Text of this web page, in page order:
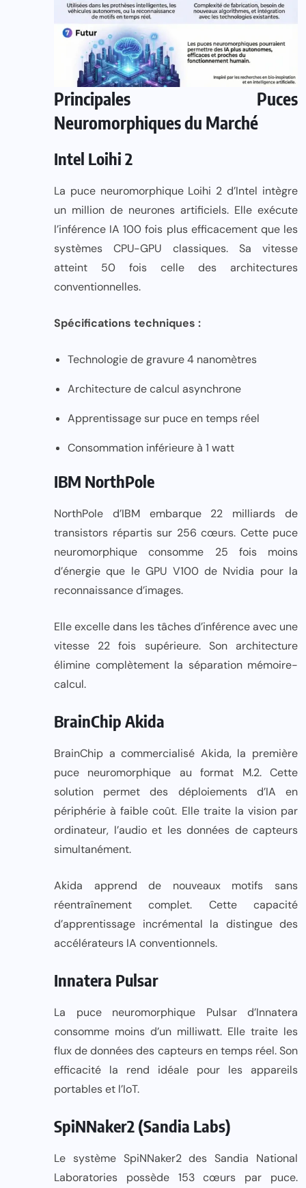
Principales Puces
Neuromorphiques du Marché
Intel Loihi 2
La puce neuromorphique Loihi 2 d’Intel intègre
un million de neurones artificiels. Elle exécute
l’inférence IA 100 fois plus efficacement que les
systèmes CPU-GPU classiques. Sa vitesse
atteint 50 fois celle des architectures
conventionnelles.
Spécifications techniques :
Technologie de gravure 4 nanomètres
Architecture de calcul asynchrone
Apprentissage sur puce en temps réel
Consommation inférieure à 1 watt
IBM NorthPole
NorthPole d’IBM embarque 22 milliards de
transistors répartis sur 256 cœurs. Cette puce
neuromorphique consomme 25 fois moins
d’énergie que le GPU V100 de Nvidia pour la
reconnaissance d’images.
Elle excelle dans les tâches d’inférence avec une
vitesse 22 fois supérieure. Son architecture
élimine complètement la séparation mémoire-
calcul.
BrainChip Akida
BrainChip a commercialisé Akida, la première
puce neuromorphique au format M.2. Cette
solution permet des déploiements d’IA en
périphérie à faible coût. Elle traite la vision par
ordinateur, l’audio et les données de capteurs
simultanément.
Akida apprend de nouveaux motifs sans
réentraînement complet. Cette capacité
d’apprentissage incrémental la distingue des
accélérateurs IA conventionnels.
Innatera Pulsar
La puce neuromorphique Pulsar d’Innatera
consomme moins d’un milliwatt. Elle traite les
flux de données des capteurs en temps réel. Son
efficacité la rend idéale pour les appareils
portables et l’IoT.
SpiNNaker2 (Sandia Labs)
Le système SpiNNaker2 des Sandia National
Laboratories possède 153 cœurs par puce.